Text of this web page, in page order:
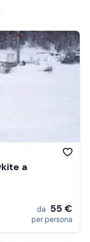
a
da 55 €
per persona